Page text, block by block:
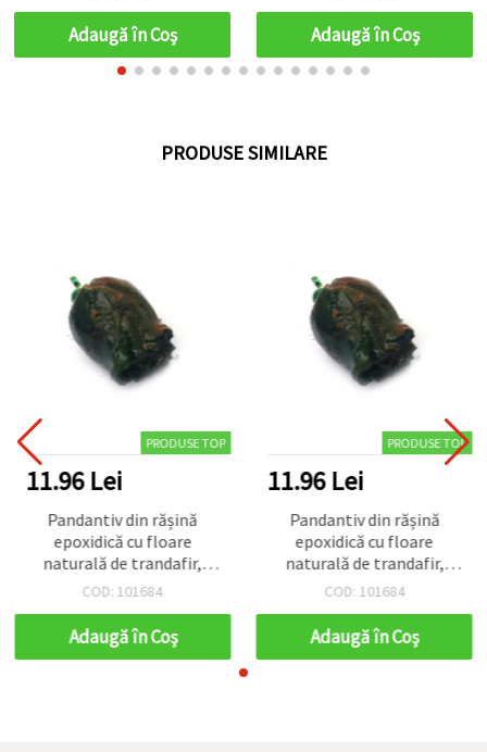
Adaugă în Coş Adaugă în Coş
PRODUSE SIMILARE
PRODUSE TOP
11.96 Lei
Pandantiv din rășină
epoxidică cu floare
naturală de trandafir,
culoare verde, 10~12 x
COD: 101684
Adaugă în Coş
PRODUSE TOP
11.96 Lei
Pandantiv din rășină
epoxidică cu floare
naturală de trandafir,
culoare verde, 10~12 x
COD: 101684
Adaugă în Coş